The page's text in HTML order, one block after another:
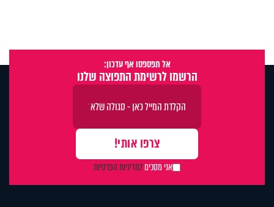
אל תפספסו אף עדכון:
הרשמו לרשימת התפוצה שלנו
אני מסכיםלמדיניות הפרטיות